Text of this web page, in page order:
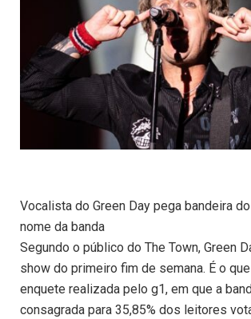
Vocalista do Green Day pega bandeira
nome da banda
Segundo o público do The Town, Green
show do primeiro fim de semana. É o
enquete realizada pelo g1, em que a
consagrada para 35,85% dos leitores